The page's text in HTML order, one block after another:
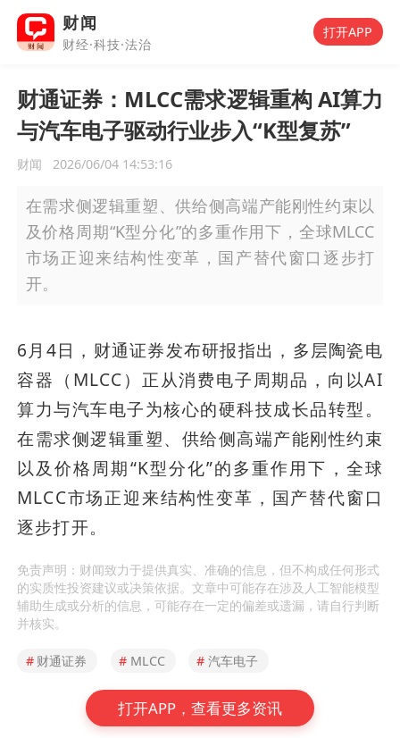
财闻
财经·科技·法治
打开APP
财通证券：MLCC需求逻辑重构 AI算力
与汽车电子驱动行业步入“K型复苏”
财闻 2026/06/04 14:53:16
在需求侧逻辑重塑、供给侧高端产能刚性约束以
及价格周期“K型分化”的多重作用下，全球MLCC
市场正迎来结构性变革，国产替代窗口逐步打
开。
6月4日，财通证券发布研报指出，多层陶瓷电
容器（MLCC）正从消费电子周期品，向以AI
算力与汽车电子为核心的硬科技成长品转型。
在需求侧逻辑重塑、供给侧高端产能刚性约束
以及价格周期“K型分化”的多重作用下，全球
MLCC市场正迎来结构性变革，国产替代窗口
逐步打开。
免责声明：财闻致力于提供真实、准确的信息，但不构成任何形式
的实质性投资建议或决策依据。文章中可能存在涉及人工智能模型
辅助生成或分析的信息，可能存在一定的偏差或遗漏，请自行判断
并核实。
# 财通证券 # MLCC # 汽车电子
打开APP，查看更多资讯